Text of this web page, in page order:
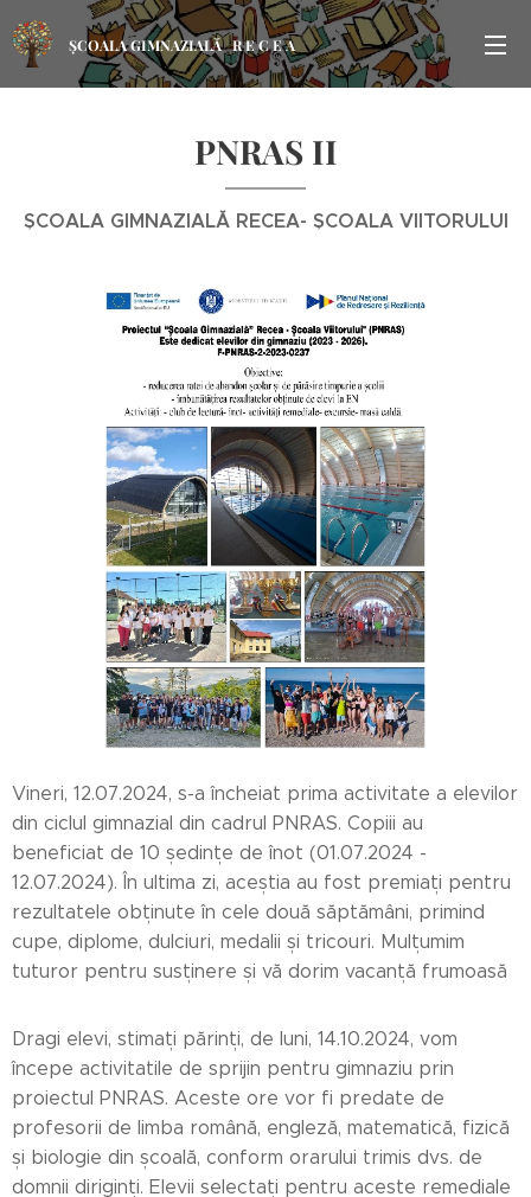
ȘCOALA GIMNAZIALĂ R E C E A
PNRAS II
ȘCOALA GIMNAZIALĂ RECEA- ȘCOALA VIITORULUI
Vineri, 12.07.2024, s-a încheiat prima activitate a elevilor
din ciclul gimnazial din cadrul PNRAS. Copiii au
beneficiat de 10 ședințe de înot (01.07.2024 -
12.07.2024). În ultima zi, aceștia au fost premiați pentru
rezultatele obținute în cele două săptămâni, primind
cupe, diplome, dulciuri, medalii și tricouri. Mulțumim
tuturor pentru susținere și vă dorim vacanță frumoasă
Dragi elevi, stimați părinți, de luni, 14.10.2024, vom
începe activitatile de sprijin pentru gimnaziu prin
proiectul PNRAS. Aceste ore vor fi predate de
profesorii de limba română, engleză, matematică, fizică
și biologie din școală, conform orarului trimis dvs. de
domnii diriginți. Elevii selectați pentru aceste remediale